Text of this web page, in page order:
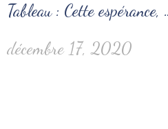
Tableau : Cette espérance,
décembre 17, 2020